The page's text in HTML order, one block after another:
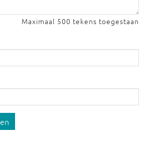
Maximaal 500 tekens toegestaan